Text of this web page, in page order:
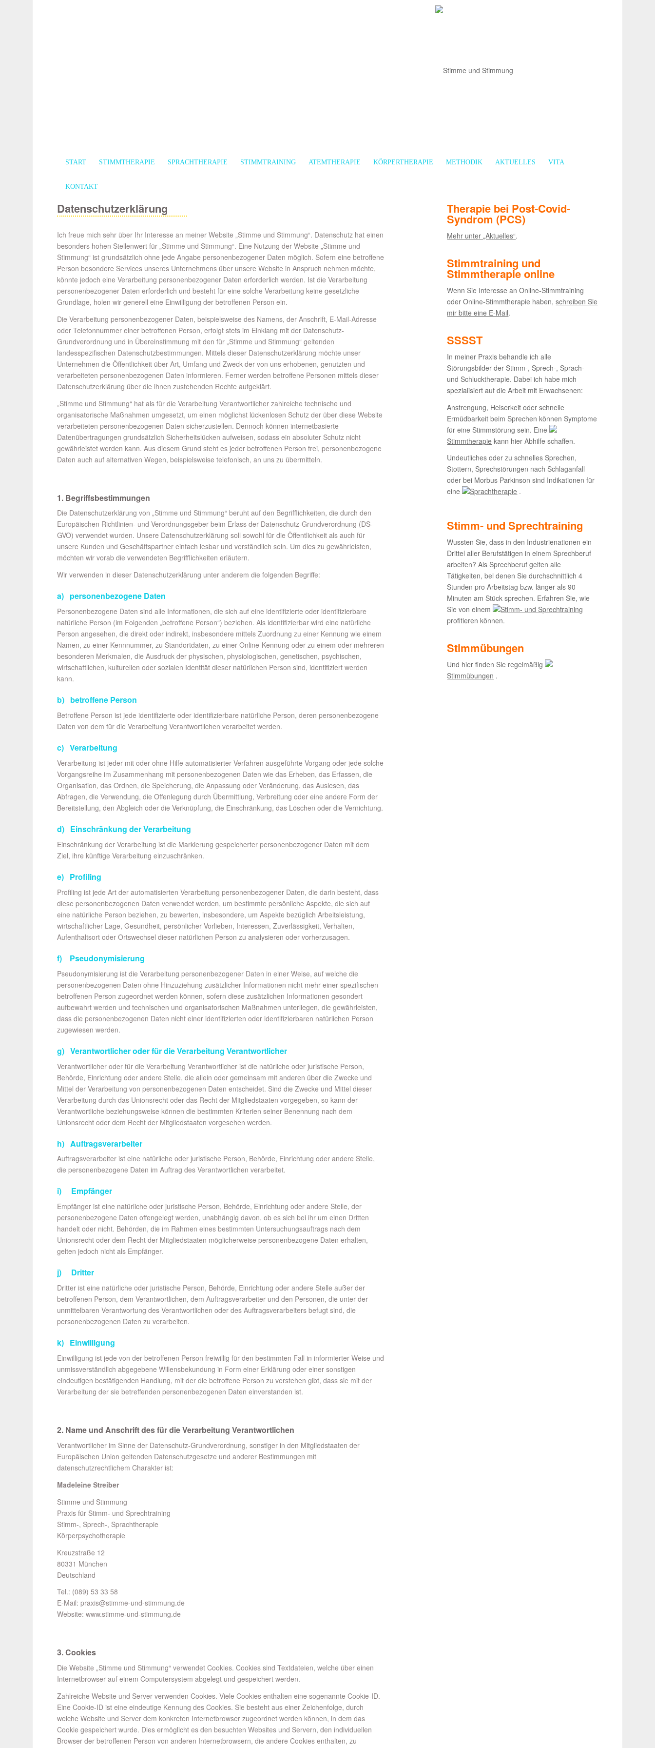
START STIMMTHERAPIE SPRACHTHERAPIE STIMMTRAINING ATEMTHERAPIE KÖRPERTHERAPIE METHODIK AKTUELLES VITA
KONTAKT
Datenschutzerklärung
Ich freue mich sehr über Ihr Interesse an meiner Website „Stimme und Stimmung“. Datenschutz hat einen
besonders hohen Stellenwert für „Stimme und Stimmung“. Eine Nutzung der Website „Stimme und
Stimmung“ ist grundsätzlich ohne jede Angabe personenbezogener Daten möglich. Sofern eine betroffene
Person besondere Services unseres Unternehmens über unsere Website in Anspruch nehmen möchte,
könnte jedoch eine Verarbeitung personenbezogener Daten erforderlich werden. Ist die Verarbeitung
personenbezogener Daten erforderlich und besteht für eine solche Verarbeitung keine gesetzliche
Grundlage, holen wir generell eine Einwilligung der betroffenen Person ein.
Die Verarbeitung personenbezogener Daten, beispielsweise des Namens, der Anschrift, E-Mail-Adresse
oder Telefonnummer einer betroffenen Person, erfolgt stets im Einklang mit der Datenschutz-
Grundverordnung und in Übereinstimmung mit den für „Stimme und Stimmung“ geltenden
landesspezifischen Datenschutzbestimmungen. Mittels dieser Datenschutzerklärung möchte unser
Unternehmen die Öffentlichkeit über Art, Umfang und Zweck der von uns erhobenen, genutzten und
verarbeiteten personenbezogenen Daten informieren. Ferner werden betroffene Personen mittels dieser
Datenschutzerklärung über die ihnen zustehenden Rechte aufgeklärt.
„Stimme und Stimmung“ hat als für die Verarbeitung Verantwortlicher zahlreiche technische und
organisatorische Maßnahmen umgesetzt, um einen möglichst lückenlosen Schutz der über diese Website
verarbeiteten personenbezogenen Daten sicherzustellen. Dennoch können internetbasierte
Datenübertragungen grundsätzlich Sicherheitslücken aufweisen, sodass ein absoluter Schutz nicht
gewährleistet werden kann. Aus diesem Grund steht es jeder betroffenen Person frei, personenbezogene
Daten auch auf alternativen Wegen, beispielsweise telefonisch, an uns zu übermitteln.
1. Begriffsbestimmungen
Die Datenschutzerklärung von „Stimme und Stimmung“ beruht auf den Begrifflichkeiten, die durch den
Europäischen Richtlinien- und Verordnungsgeber beim Erlass der Datenschutz-Grundverordnung (DS-
GVO) verwendet wurden. Unsere Datenschutzerklärung soll sowohl für die Öffentlichkeit als auch für
unsere Kunden und Geschäftspartner einfach lesbar und verständlich sein. Um dies zu gewährleisten,
möchten wir vorab die verwendeten Begrifflichkeiten erläutern.
Wir verwenden in dieser Datenschutzerklärung unter anderem die folgenden Begriffe:
a) personenbezogene Daten
Personenbezogene Daten sind alle Informationen, die sich auf eine identifizierte oder identifizierbare
natürliche Person (im Folgenden „betroffene Person“) beziehen. Als identifizierbar wird eine natürliche
Person angesehen, die direkt oder indirekt, insbesondere mittels Zuordnung zu einer Kennung wie einem
Namen, zu einer Kennnummer, zu Standortdaten, zu einer Online-Kennung oder zu einem oder mehreren
besonderen Merkmalen, die Ausdruck der physischen, physiologischen, genetischen, psychischen,
wirtschaftlichen, kulturellen oder sozialen Identität dieser natürlichen Person sind, identifiziert werden
kann.
b) betroffene Person
Betroffene Person ist jede identifizierte oder identifizierbare natürliche Person, deren personenbezogene
Daten von dem für die Verarbeitung Verantwortlichen verarbeitet werden.
c) Verarbeitung
Verarbeitung ist jeder mit oder ohne Hilfe automatisierter Verfahren ausgeführte Vorgang oder jede solche
Vorgangsreihe im Zusammenhang mit personenbezogenen Daten wie das Erheben, das Erfassen, die
Organisation, das Ordnen, die Speicherung, die Anpassung oder Veränderung, das Auslesen, das
Abfragen, die Verwendung, die Offenlegung durch Übermittlung, Verbreitung oder eine andere Form der
Bereitstellung, den Abgleich oder die Verknüpfung, die Einschränkung, das Löschen oder die Vernichtung.
d) Einschränkung der Verarbeitung
Einschränkung der Verarbeitung ist die Markierung gespeicherter personenbezogener Daten mit dem
Ziel, ihre künftige Verarbeitung einzuschränken.
e) Profiling
Profiling ist jede Art der automatisierten Verarbeitung personenbezogener Daten, die darin besteht, dass
diese personenbezogenen Daten verwendet werden, um bestimmte persönliche Aspekte, die sich auf
eine natürliche Person beziehen, zu bewerten, insbesondere, um Aspekte bezüglich Arbeitsleistung,
wirtschaftlicher Lage, Gesundheit, persönlicher Vorlieben, Interessen, Zuverlässigkeit, Verhalten,
Aufenthaltsort oder Ortswechsel dieser natürlichen Person zu analysieren oder vorherzusagen.
f) Pseudonymisierung
Pseudonymisierung ist die Verarbeitung personenbezogener Daten in einer Weise, auf welche die
personenbezogenen Daten ohne Hinzuziehung zusätzlicher Informationen nicht mehr einer spezifischen
betroffenen Person zugeordnet werden können, sofern diese zusätzlichen Informationen gesondert
aufbewahrt werden und technischen und organisatorischen Maßnahmen unterliegen, die gewährleisten,
dass die personenbezogenen Daten nicht einer identifizierten oder identifizierbaren natürlichen Person
zugewiesen werden.
g) Verantwortlicher oder für die Verarbeitung Verantwortlicher
Verantwortlicher oder für die Verarbeitung Verantwortlicher ist die natürliche oder juristische Person,
Behörde, Einrichtung oder andere Stelle, die allein oder gemeinsam mit anderen über die Zwecke und
Mittel der Verarbeitung von personenbezogenen Daten entscheidet. Sind die Zwecke und Mittel dieser
Verarbeitung durch das Unionsrecht oder das Recht der Mitgliedstaaten vorgegeben, so kann der
Verantwortliche beziehungsweise können die bestimmten Kriterien seiner Benennung nach dem
Unionsrecht oder dem Recht der Mitgliedstaaten vorgesehen werden.
h) Auftragsverarbeiter
Auftragsverarbeiter ist eine natürliche oder juristische Person, Behörde, Einrichtung oder andere Stelle,
die personenbezogene Daten im Auftrag des Verantwortlichen verarbeitet.
i) Empfänger
Empfänger ist eine natürliche oder juristische Person, Behörde, Einrichtung oder andere Stelle, der
personenbezogene Daten offengelegt werden, unabhängig davon, ob es sich bei ihr um einen Dritten
handelt oder nicht. Behörden, die im Rahmen eines bestimmten Untersuchungsauftrags nach dem
Unionsrecht oder dem Recht der Mitgliedstaaten möglicherweise personenbezogene Daten erhalten,
gelten jedoch nicht als Empfänger.
j) Dritter
Dritter ist eine natürliche oder juristische Person, Behörde, Einrichtung oder andere Stelle außer der
betroffenen Person, dem Verantwortlichen, dem Auftragsverarbeiter und den Personen, die unter der
unmittelbaren Verantwortung des Verantwortlichen oder des Auftragsverarbeiters befugt sind, die
personenbezogenen Daten zu verarbeiten.
k) Einwilligung
Einwilligung ist jede von der betroffenen Person freiwillig für den bestimmten Fall in informierter Weise und
unmissverständlich abgegebene Willensbekundung in Form einer Erklärung oder einer sonstigen
eindeutigen bestätigenden Handlung, mit der die betroffene Person zu verstehen gibt, dass sie mit der
Verarbeitung der sie betreffenden personenbezogenen Daten einverstanden ist.
2. Name und Anschrift des für die Verarbeitung Verantwortlichen
Verantwortlicher im Sinne der Datenschutz-Grundverordnung, sonstiger in den Mitgliedstaaten der
Europäischen Union geltenden Datenschutzgesetze und anderer Bestimmungen mit
datenschutzrechtlichem Charakter ist:
Madeleine Streiber
Stimme und Stimmung
Praxis für Stimm- und Sprechtraining
Stimm-, Sprech-, Sprachtherapie
Körperpsychotherapie
Kreuzstraße 12
80331 München
Deutschland
Tel.: (089) 53 33 58
E-Mail: praxis@stimme-und-stimmung.de
Website: www.stimme-und-stimmung.de
3. Cookies
Die Website „Stimme und Stimmung“ verwendet Cookies. Cookies sind Textdateien, welche über einen
Internetbrowser auf einem Computersystem abgelegt und gespeichert werden.
Zahlreiche Website und Server verwenden Cookies. Viele Cookies enthalten eine sogenannte Cookie-ID.
Eine Cookie-ID ist eine eindeutige Kennung des Cookies. Sie besteht aus einer Zeichenfolge, durch
welche Website und Server dem konkreten Internetbrowser zugeordnet werden können, in dem das
Cookie gespeichert wurde. Dies ermöglicht es den besuchten Websites und Servern, den individuellen
Browser der betroffenen Person von anderen Internetbrowsern, die andere Cookies enthalten, zu
Therapie bei Post-Covid-
Syndrom (PCS)
Mehr unter „Aktuelles“.
Stimmtraining und
Stimmtherapie online
Wenn Sie Interesse an Online-Stimmtraining
oder Online-Stimmtherapie haben,schreiben Sie
mir bitte eine E-Mail.
SSSST
In meiner Praxis behandle ich alle
Störungsbilder der Stimm-, Sprech-, Sprach-
und Schlucktherapie. Dabei ich habe mich
spezialisiert auf die Arbeit mit Erwachsenen:
Anstrengung, Heiserkeit oder schnelle
Ermüdbarkeit beim Sprechen können Symptome
für eine Stimmstörung sein. Eine
Stimmtherapie kann hier Abhilfe schaffen.
Undeutliches oder zu schnelles Sprechen,
Stottern, Sprechstörungen nach Schlaganfall
oder bei Morbus Parkinson sind Indikationen für
eine
Sprachtherapie .
Stimm- und Sprechtraining
Wussten Sie, dass in den Industrienationen ein
Drittel aller Berufstätigen in einem Sprechberuf
arbeiten? Als Sprechberuf gelten alle
Tätigkeiten, bei denen Sie durchschnittlich 4
Stunden pro Arbeitstag bzw. länger als 90
Minuten am Stück sprechen. Erfahren Sie, wie
Sie von einem
Stimm- und Sprechtraining
profitieren können.
Stimmübungen
Und hier finden Sie regelmäßig
Stimmübungen .